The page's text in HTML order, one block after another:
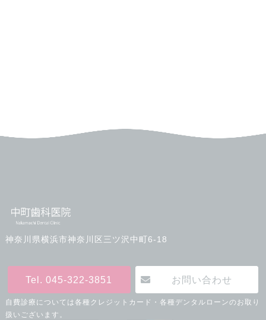
神奈川県横浜市神奈川区三ツ沢中町6-18
Tel. 045-322-3851 お問い合わせ
自費診療については各種クレジットカード・各種デンタルローンのお取り
扱いございます。